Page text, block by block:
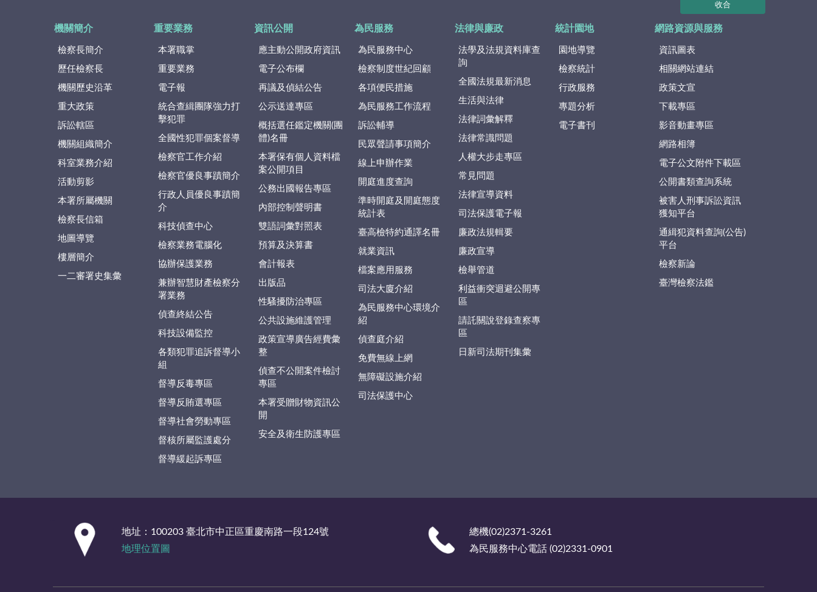
收合
機關簡介
檢察長簡介
歷任檢察長
機關歷史沿革
重大政策
訴訟轄區
機關組織簡介
科室業務介紹
活動剪影
本署所屬機關
檢察長信箱
地圖導覽
樓層簡介
一二審署史集彙
重要業務
本署職掌
重要業務
電子報
統合查緝團隊強力打
擊犯罪
全國性犯罪個案督導
檢察官工作介紹
檢察官優良事蹟簡介
行政人員優良事蹟簡
介
科技偵查中心
檢察業務電腦化
協辦保護業務
兼辦智慧財產檢察分
署業務
偵查終結公告
科技設備監控
各類犯罪追訴督導小
組
督導反毒專區
督導反賄選專區
督導社會勞動專區
督核所屬監護處分
督導緩起訴專區
資訊公開
應主動公開政府資訊
電子公布欄
再議及偵結公告
公示送達專區
概括選任鑑定機關(團
體)名冊
本署保有個人資料檔
案公開項目
公務出國報告專區
內部控制聲明書
雙語詞彙對照表
預算及決算書
會計報表
出版品
性騷擾防治專區
公共設施維護管理
政策宣導廣告經費彙
整
偵查不公開案件檢討
專區
本署受贈財物資訊公
開
安全及衛生防護專區
為民服務
為民服務中心
檢察制度世紀回顧
各項便民措施
為民服務工作流程
訴訟輔導
民眾聲請事項簡介
線上申辦作業
開庭進度查詢
準時開庭及開庭態度
統計表
臺高檢特約通譯名冊
就業資訊
檔案應用服務
司法大廈介紹
為民服務中心環境介
紹
偵查庭介紹
免費無線上網
無障礙設施介紹
司法保護中心
法律與廉政
法學及法規資料庫查
詢
全國法規最新消息
生活與法律
法律詞彙解釋
法律常識問題
人權大步走專區
常見問題
法律宣導資料
司法保護電子報
廉政法規輯要
廉政宣導
檢舉管道
利益衝突迴避公開專
區
請託關說登錄查察專
區
日新司法期刊集彙
統計園地
園地導覽
檢察統計
行政服務
專題分析
電子書刊
網路資源與服務
資訊圖表
相關網站連結
政策文宣
下載專區
影音動畫專區
網路相簿
電子公文附件下載區
公開書類查詢系統
被害人刑事訴訟資訊
獲知平台
通緝犯資料查詢(公告)
平台
檢察新論
臺灣檢察法鑑
地址：100203 臺北市中正區重慶南路一段124號
地理位置圖
總機(02)2371-3261
為民服務中心電話 (02)2331-0901